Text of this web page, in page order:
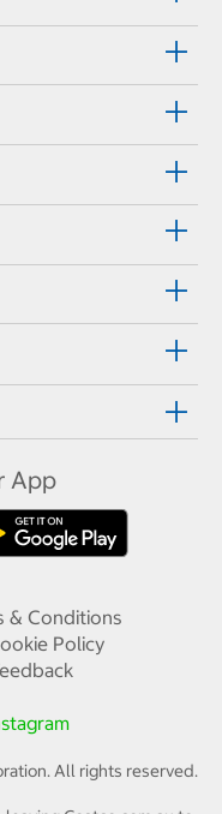
App
& Conditions
Policy
All rights reserved.